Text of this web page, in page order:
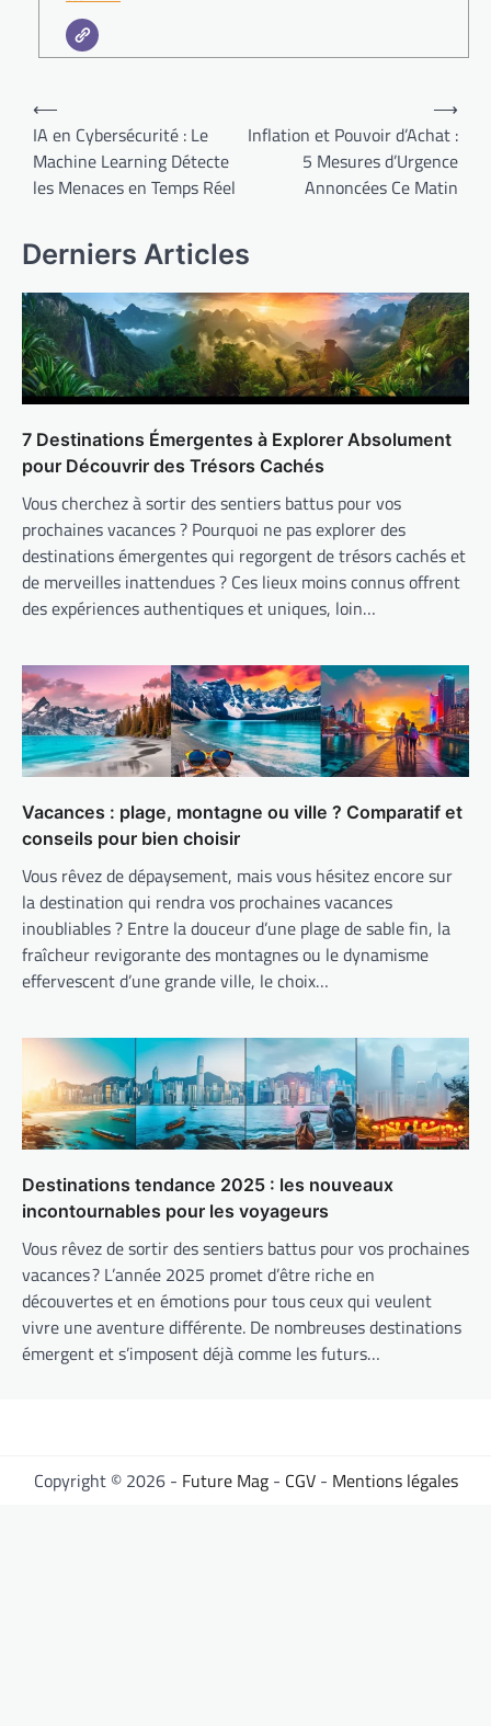
Navigation
de
l’article
⟵
IA en Cybersécurité : Le
Machine Learning Détecte
les Menaces en Temps Réel
Inflation et Pouvoir d’Achat :
5 Mesures d’Urgence
Annoncées Ce Matin
⟶
Derniers Articles
7 Destinations Émergentes à Explorer Absolument
pour Découvrir des Trésors Cachés
Vous cherchez à sortir des sentiers battus pour vos
prochaines vacances ? Pourquoi ne pas explorer des
destinations émergentes qui regorgent de trésors cachés et
de merveilles inattendues ? Ces lieux moins connus offrent
des expériences authentiques et uniques, loin…
Vacances : plage, montagne ou ville ? Comparatif et
conseils pour bien choisir
Vous rêvez de dépaysement, mais vous hésitez encore sur
la destination qui rendra vos prochaines vacances
inoubliables ? Entre la douceur d’une plage de sable fin, la
fraîcheur revigorante des montagnes ou le dynamisme
effervescent d’une grande ville, le choix…
Destinations tendance 2025 : les nouveaux
incontournables pour les voyageurs
Vous rêvez de sortir des sentiers battus pour vos prochaines
vacances ? L’année 2025 promet d’être riche en
découvertes et en émotions pour tous ceux qui veulent
vivre une aventure différente. De nombreuses destinations
émergent et s’imposent déjà comme les futurs…
Copyright © 2026 - Future Mag- CGV- Mentions légales